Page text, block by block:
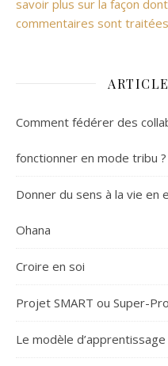
savoir plus sur la façon
commentaires sont traitées
Comment fédérer des
fonctionner en mode tribu ?
Donner du sens à la vie
Ohana
Croire en soi
Projet SMART ou Super-
Le modèle